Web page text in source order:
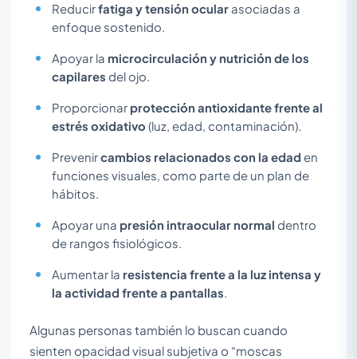
Reducirfatiga y tensión ocular asociadas a
enfoque sostenido.
Apoyar la microcirculación y nutrición de los
capilares del ojo.
Proporcionar protección antioxidante frente al
estrés oxidativo (luz, edad, contaminación).
Prevenircambios relacionados con la edad en
funciones visuales, como parte de un plan de
hábitos.
Apoyar una presión intraocular normal dentro
de rangos fisiológicos.
Aumentar la resistencia frente a la luz intensa y
la actividad frente a pantallas
Algunas personas también lo buscan cuando
sienten opacidad visual subjetiva o “moscas